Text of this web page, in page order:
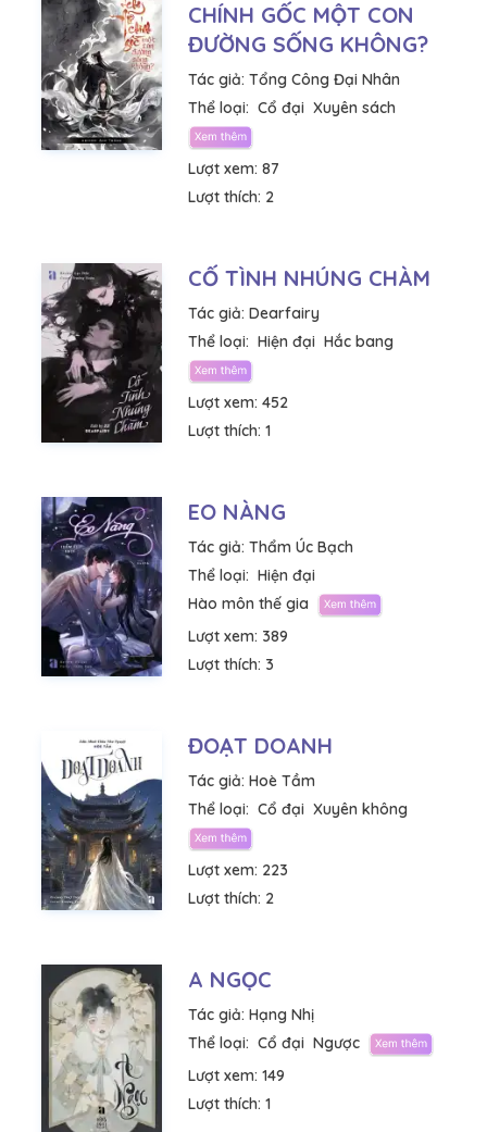
CHÍNH GỐC MỘT CON
ĐƯỜNG SỐNG KHÔNG?
Tác giả: Tổng Công Đại Nhân
Thể loại: Cổ đại Xuyên sách
Lượt xem: 87
Lượt thích: 2
CỐ TÌNH NHÚNG CHÀM
Tác giả: Dearfairy
Thể loại: Hiện đại Hắc bang
Lượt xem: 452
Lượt thích: 1
EO NÀNG
Tác giả: Thẩm Úc Bạch
Thể loại: Hiện đại
Hào môn thế gia
Lượt xem: 389
Lượt thích: 3
ĐOẠT DOANH
Tác giả: Hoè Tầm
Thể loại: Cổ đại Xuyên không
Lượt xem: 223
Lượt thích: 2
A NGỌC
Tác giả: Hạng Nhị
Thể loại: Cổ đại Ngược
Lượt xem: 149
Lượt thích: 1